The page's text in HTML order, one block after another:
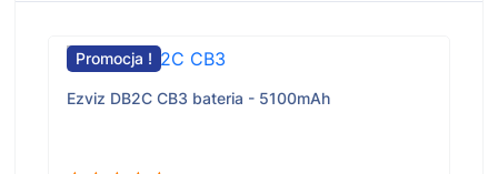
Promocja !
Ezviz DB2C CB3 bateria - 5100mAh